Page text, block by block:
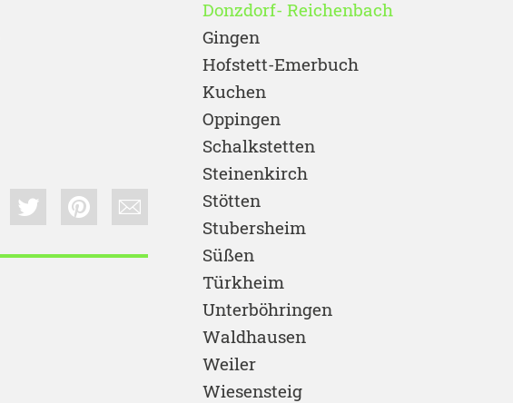
Donzdorf- Reichenbach
Gingen
Hofstett-Emerbuch
Kuchen
Oppingen
Schalkstetten
Steinenkirch
Stötten
Stubersheim
Süßen
Türkheim
Unterböhringen
Waldhausen
Weiler
Wiesensteig